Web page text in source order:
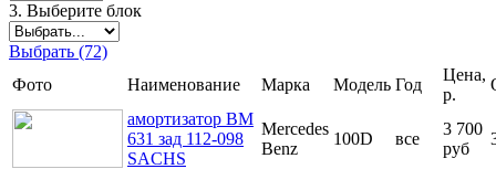
3. Выберите блок
Выбрать (72)
Фото
Наименование Марка Модель Год
Цена,
р.
амортизатор ВМ
631 зад 112-098
SACHS
Mercedes
Benz
100D все
3 700
руб